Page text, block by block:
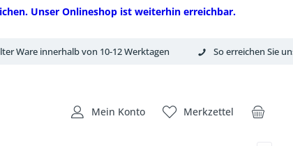
Unser Onlineshop ist weiterhin erreichbar.
Ware innerhalb von 10-12 Werktagen So erreichen Sie
Merkzettel
Mein Konto